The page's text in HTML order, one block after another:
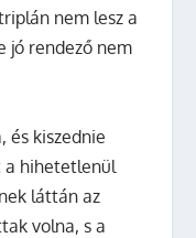
nem lesz a
jó rendező nem
és kiszednie
a hihetetlenül
láttán az
volna, s a